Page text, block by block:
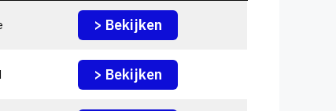
> Bekijken
> Bekijken